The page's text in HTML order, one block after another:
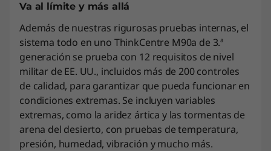
Va al límite y más allá
Además de nuestras rigurosas pruebas internas, el
sistema todo en uno ThinkCentre M90a de 3.ª
generación se prueba con 12 requisitos de nivel
militar de EE. UU., incluidos más de 200 controles
de calidad, para garantizar que pueda funcionar en
condiciones extremas. Se incluyen variables
extremas, como la aridez ártica y las tormentas de
arena del desierto, con pruebas de temperatura,
presión, humedad, vibración y mucho más.